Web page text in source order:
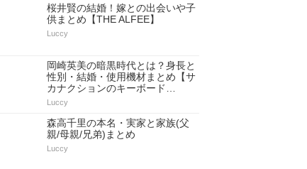
桜井賢の結婚！嫁との出会いや子
供まとめ【THE ALFEE】
Luccy
岡崎英美の暗黒時代とは？身長と
性別・結婚・使用機材まとめ【サ
カナクションのキーボード…
Luccy
森高千里の本名・実家と家族(父
親/母親/兄弟)まとめ
Luccy